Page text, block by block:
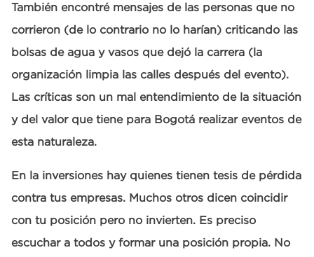
También encontré mensajes de las personas que no
corrieron (de lo contrario no lo harían) criticando las
bolsas de agua y vasos que dejó la carrera (la
organización limpia las calles después del evento).
Las críticas son un mal entendimiento de la situación
y del valor que tiene para Bogotá realizar eventos de
esta naturaleza.
En la inversiones hay quienes tienen tesis de pérdida
contra tus empresas. Muchos otros dicen coincidir
con tu posición pero no invierten. Es preciso
escuchar a todos y formar una posición propia. No